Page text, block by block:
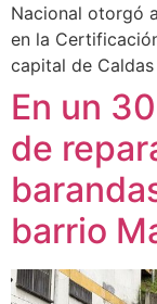
Nacional otorgó
en la
capital de
En un
de
barrio